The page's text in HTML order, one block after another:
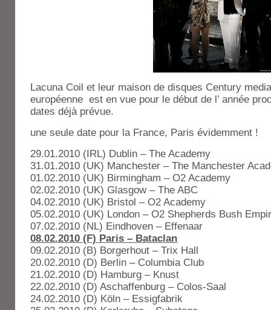
Lacuna Coil et leur maison de disques Century
européenne est en vue pour le début de l’ année
dates déjà prévue.
une seule date pour la France, Paris évidemment !
29.01.2010 (IRL) Dublin – The Academy
31.01.2010 (UK) Manchester – The Manchester
01.02.2010 (UK) Birmingham – O2 Academy
02.02.2010 (UK) Glasgow – The ABC
04.02.2010 (UK) Bristol – O2 Academy
05.02.2010 (UK) London – O2 Shepherds Bush
07.02.2010 (NL) Eindhoven – Effenaar
08.02.2010 (F) Paris – Bataclan
09.02.2010 (B) Borgerhout – Trix Hall
20.02.2010 (D) Berlin – Columbia Club
21.02.2010 (D) Hamburg – Knust
22.02.2010 (D) Aschaffenburg – Colos-Saal
24.02.2010 (D) Köln – Essigfabrik